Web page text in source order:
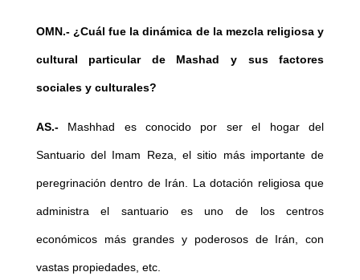
OMN.- ¿Cuál fue la dinámica de la mezcla religiosa y
cultural particular de Mashad y sus factores
sociales y culturales?
AS.-Mashhad es conocido por ser el hogar del
Santuario del Imam Reza, el sitio más importante de
peregrinación dentro de Irán. La dotación religiosa que
administra el santuario es uno de los centros
económicos más grandes y poderosos de Irán, con
vastas propiedades, etc.